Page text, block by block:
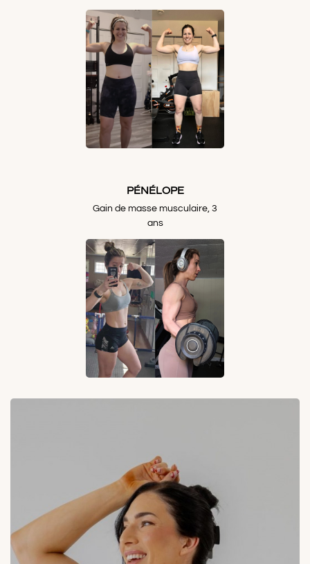
PÉNÉLOPE
Gain de masse musculaire, 3
ans